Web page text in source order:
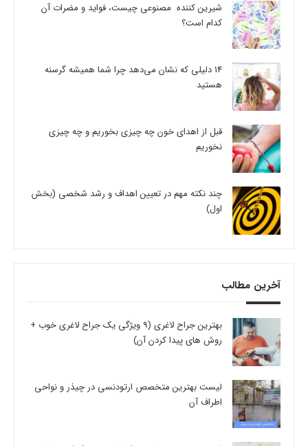
شیرین کننده مصنوعی چیست، فواید و مضرات آن
کدام است؟
14 دلیلی که نشان می‌دهد چرا شما همیشه گرسنه
هستید
قبل از اهدای خون چه چیزی بخوریم و چه چیزی
نخوریم
چند نکته مهم در تعیین اهداف و رشد شخصی (بخش
اول)
آخرین مطالب
بهترین جراح لاغری (9 ویژگی یک جراح لاغری خوب +
روش های پیدا کردن آن)
لیست بهترین متخصص ارتودنسی در چیذر و نواحی
اطراف آن